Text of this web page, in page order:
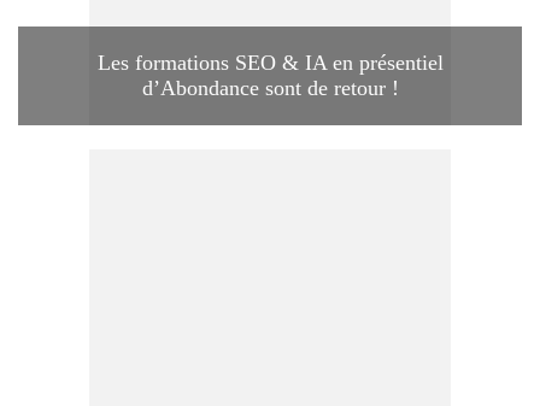
Les formations SEO & IA en présentiel
d’Abondance sont de retour !